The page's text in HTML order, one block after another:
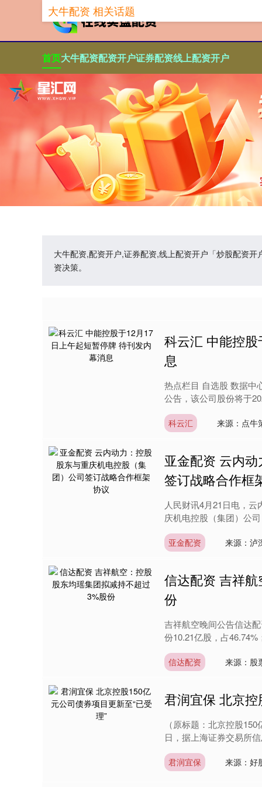
首页大牛配资配资开户证券配资线上配资开户
大牛配资,配资开户,证券配资,线上配资开户「炒股配资
资决策。
大牛配资 相关话题
科云汇 中能控
息
热点栏目 自选股 数据中
公告，该公司股份将于
科云汇 来源：点牛
亚金配资 云内
签订战略合作框
人民财讯4月21日电，
庆机电控股（集团）公
亚金配资 来源：泸
信达配资 吉祥
份
吉祥航空晚间公告信达
份10.21亿股，占
信达配资 来源：股
君润宜保 北京控
（原标题：北京控股
日，据上海证券交易所
君润宜保 来源：好